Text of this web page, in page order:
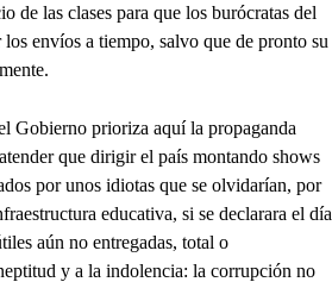
de las clases para que los burócratas del
envíos a tiempo, salvo que de pronto su
Gobierno prioriza aquí la propaganda
que dirigir el país montando shows
por unos idiotas que se olvidarían, por
educativa, si se declarara el día
aún no entregadas, total o
y a la indolencia: la corrupción no